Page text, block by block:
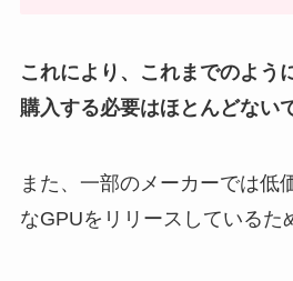
これにより、これまでのよう
購入する必要はほとんどない
また、一部のメーカーでは低
なGPUをリリースしているた